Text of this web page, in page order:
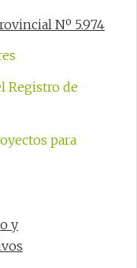
Nº 5.974
Registro de
para
y